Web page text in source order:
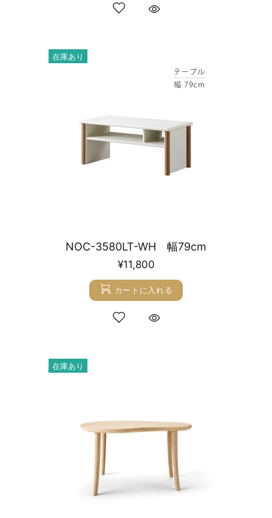
在庫あり
NOC-3580LT-WH 幅79cm
¥11,800
カートに入れる
在庫あり